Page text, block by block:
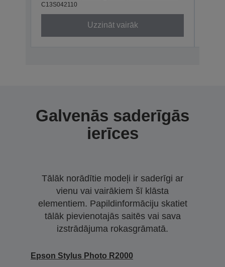
C13S042110
Uzzināt vairāk
Galvenās saderīgās
ierīces
Tālāk norādītie modeļi ir saderīgi ar
vienu vai vairākiem šī klāsta
elementiem. Papildinformāciju skatiet
tālāk pievienotajās saitēs vai sava
izstrādājuma rokasgrāmatā.
Epson Stylus Photo R2000